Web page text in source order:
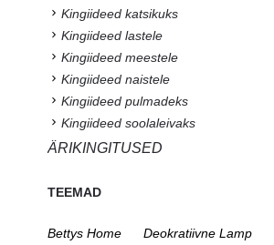
Kingiideed katsikuks
Kingiideed lastele
Kingiideed meestele
Kingiideed naistele
Kingiideed pulmadeks
Kingiideed soolaleivaks
ÄRIKINGITUSED
TEEMAD
Bettys Home
Deokratiivne Lamp